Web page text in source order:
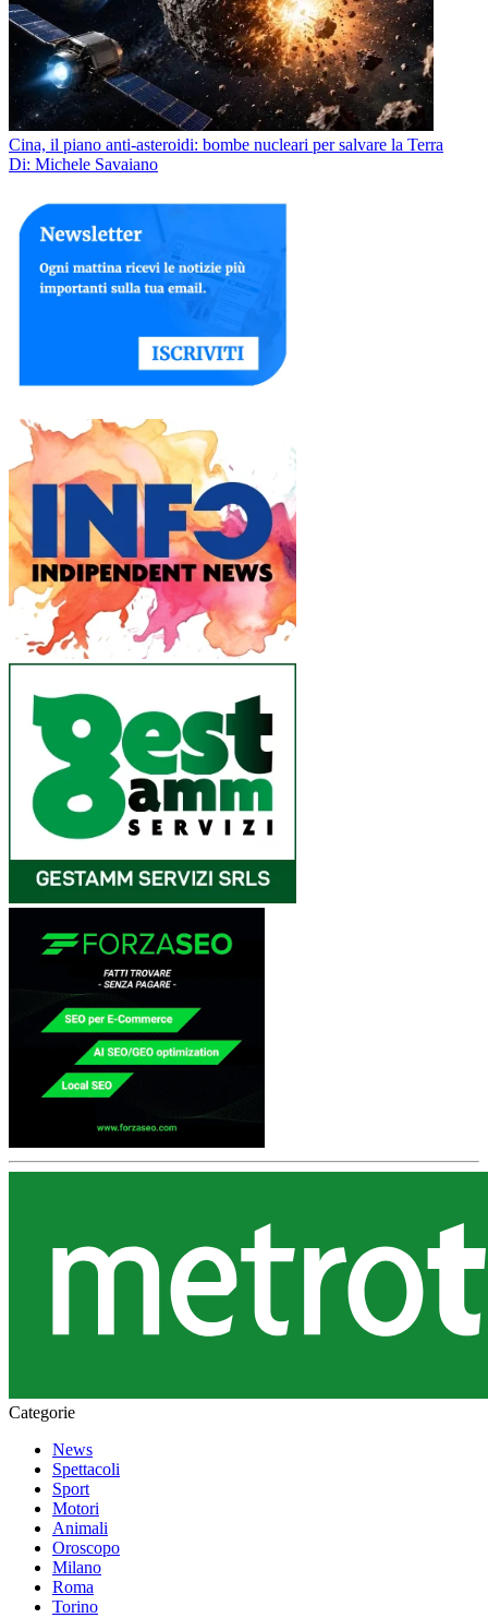
Cina, il piano anti-asteroidi: bombe nucleari per salvare la Terra
Di: Michele Savaiano
Categorie
News
Spettacoli
Sport
Motori
Animali
Oroscopo
Milano
Roma
Torino